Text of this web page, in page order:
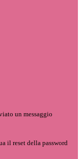
un messaggio
il reset della password